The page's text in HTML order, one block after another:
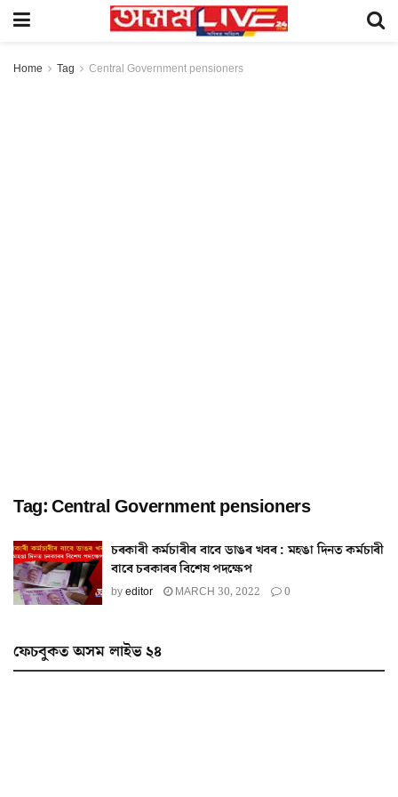
Home Tag Central Government pensioners
Tag:Central Government pensioners
চৰকাৰী কৰ্মচাৰীৰ বাবে ডাঙৰ খবৰ : মহঙা দিনত কৰ্মচাৰী
বাবে চৰকাৰৰ বিশেষ পদক্ষেপ
byeditor MARCH 30, 2022 0
ফেচবুকত অসম লাইভ ২৪